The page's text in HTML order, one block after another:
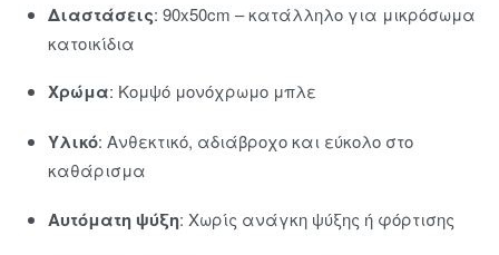
Διαστάσεις: 90x50cm – κατάλληλο για μικρόσωμα
κατοικίδια
Χρώμα: Κομψό μονόχρωμο μπλε
Υλικό: Ανθεκτικό, αδιάβροχο και εύκολο στο
καθάρισμα
Αυτόματη ψύξη: Χωρίς ανάγκη ψύξης ή φόρτισης